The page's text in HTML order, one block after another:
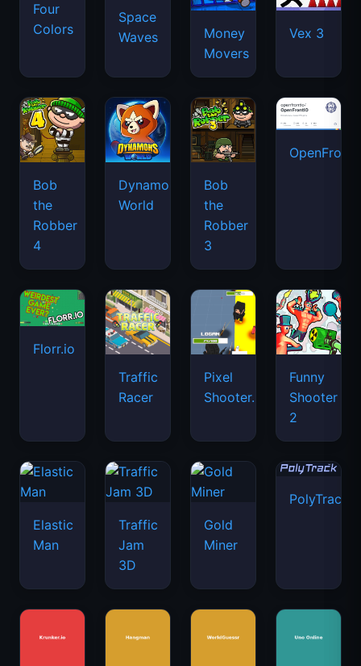
Four
Colors
Space
Waves
Money
Movers
Vex 3
Bob
the
Robber
4
Dynamons
World
Bob
the
Robber
3
Florr.io
Traffic
Racer
Pixel
Shooter.IO
Funny
Shooter
2
Elastic
Man
Traffic
Jam
3D
Gold
Miner
PolyTrack